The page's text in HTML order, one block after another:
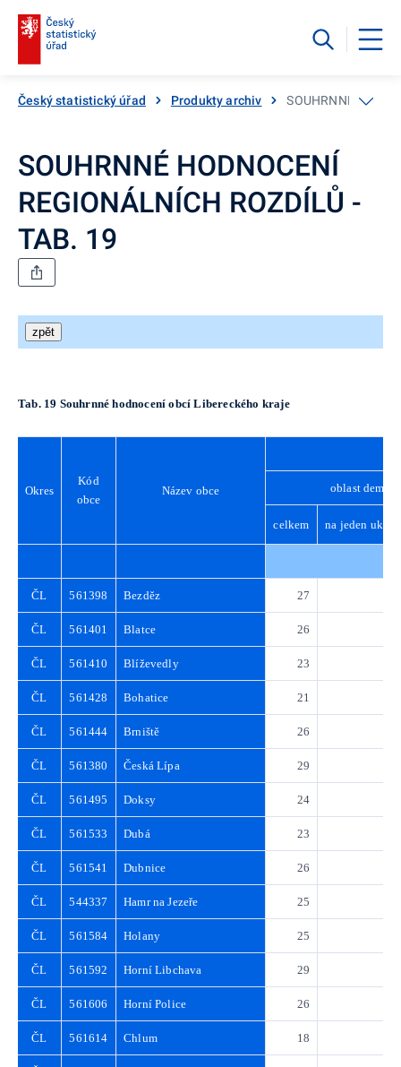
Český statistický úřad Produkty archiv SOUHRNNÉ
SOUHRNNÉ HODNOCENÍ
REGIONÁLNÍCH ROZDÍLŮ -
TAB. 19
Tab. 19 Souhrnné hodnocení obcí Libereckého kraje
Okres
Kód
obce
Název obce oblast
celkem na jeden
ČL 561398 Bezděz 27
ČL 561401 Blatce 26
ČL 561410 Blíževedly 23
ČL 561428 Bohatice 21
ČL 561444 Brniště 26
ČL 561380 Česká Lípa 29
ČL 561495 Doksy 24
ČL 561533 Dubá 23
ČL 561541 Dubnice 26
ČL 544337 Hamr na Jezeře 25
ČL 561584 Holany 25
ČL 561592 Horní Libchava 29
ČL 561606 Horní Police 26
ČL 561614 Chlum 18